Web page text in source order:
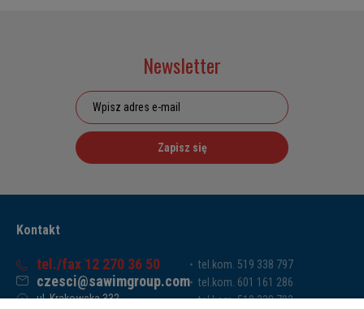
Newsletter
Zapisz się
Kontakt
tel./fax 12 270 36 50
czesci@sawimgroup.com
ul. Krakowska 332,
tel.kom. 519 338 797
tel.kom. 601 161 286
tel.kom. 519 338 793